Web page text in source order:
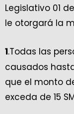
Legislativo 01
le otorgará la
1 .Todas las
causados
que el monto
exceda de 15